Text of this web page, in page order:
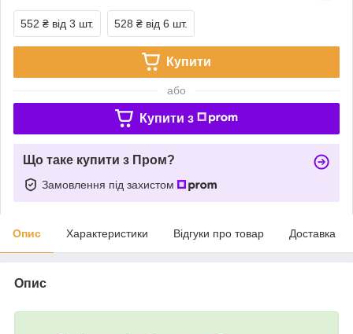
552 ₴ від 3 шт. 528 ₴ від 6 шт.
Купити
або
Купити з
Що таке купити з Пром?
Замовлення під захистом
Опис Характеристики Відгуки про товар Доставка
Опис